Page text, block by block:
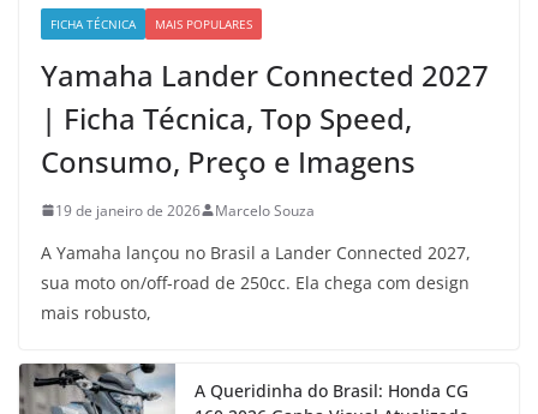
FICHA TÉCNICA MAIS POPULARES
Yamaha Lander Connected 2027
| Ficha Técnica, Top Speed,
Consumo, Preço e Imagens
19 de janeiro de 2026 Marcelo Souza
A Yamaha lançou no Brasil a Lander Connected 2027,
sua moto on/off-road de 250cc. Ela chega com design
mais robusto,
A Queridinha do Brasil: Honda CG